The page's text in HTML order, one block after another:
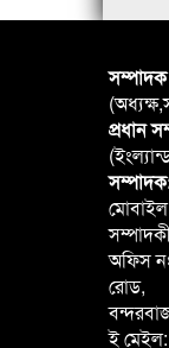
প্রধান
অফিস
রোড,
ই